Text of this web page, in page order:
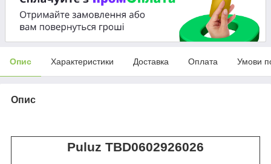
Опис Характеристики Доставка Оплата Умови
Опис
Puluz TBD0602926026